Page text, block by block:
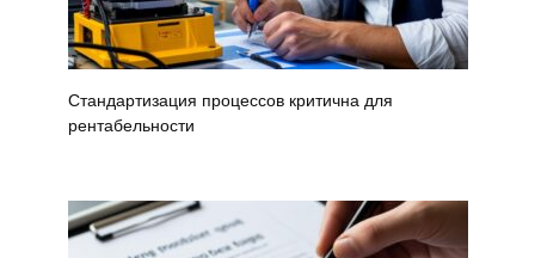
Стандартизация процессов критична для
рентабельности